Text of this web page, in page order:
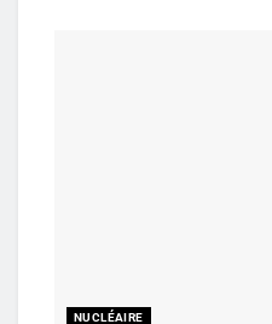
NUCLÉAIRE